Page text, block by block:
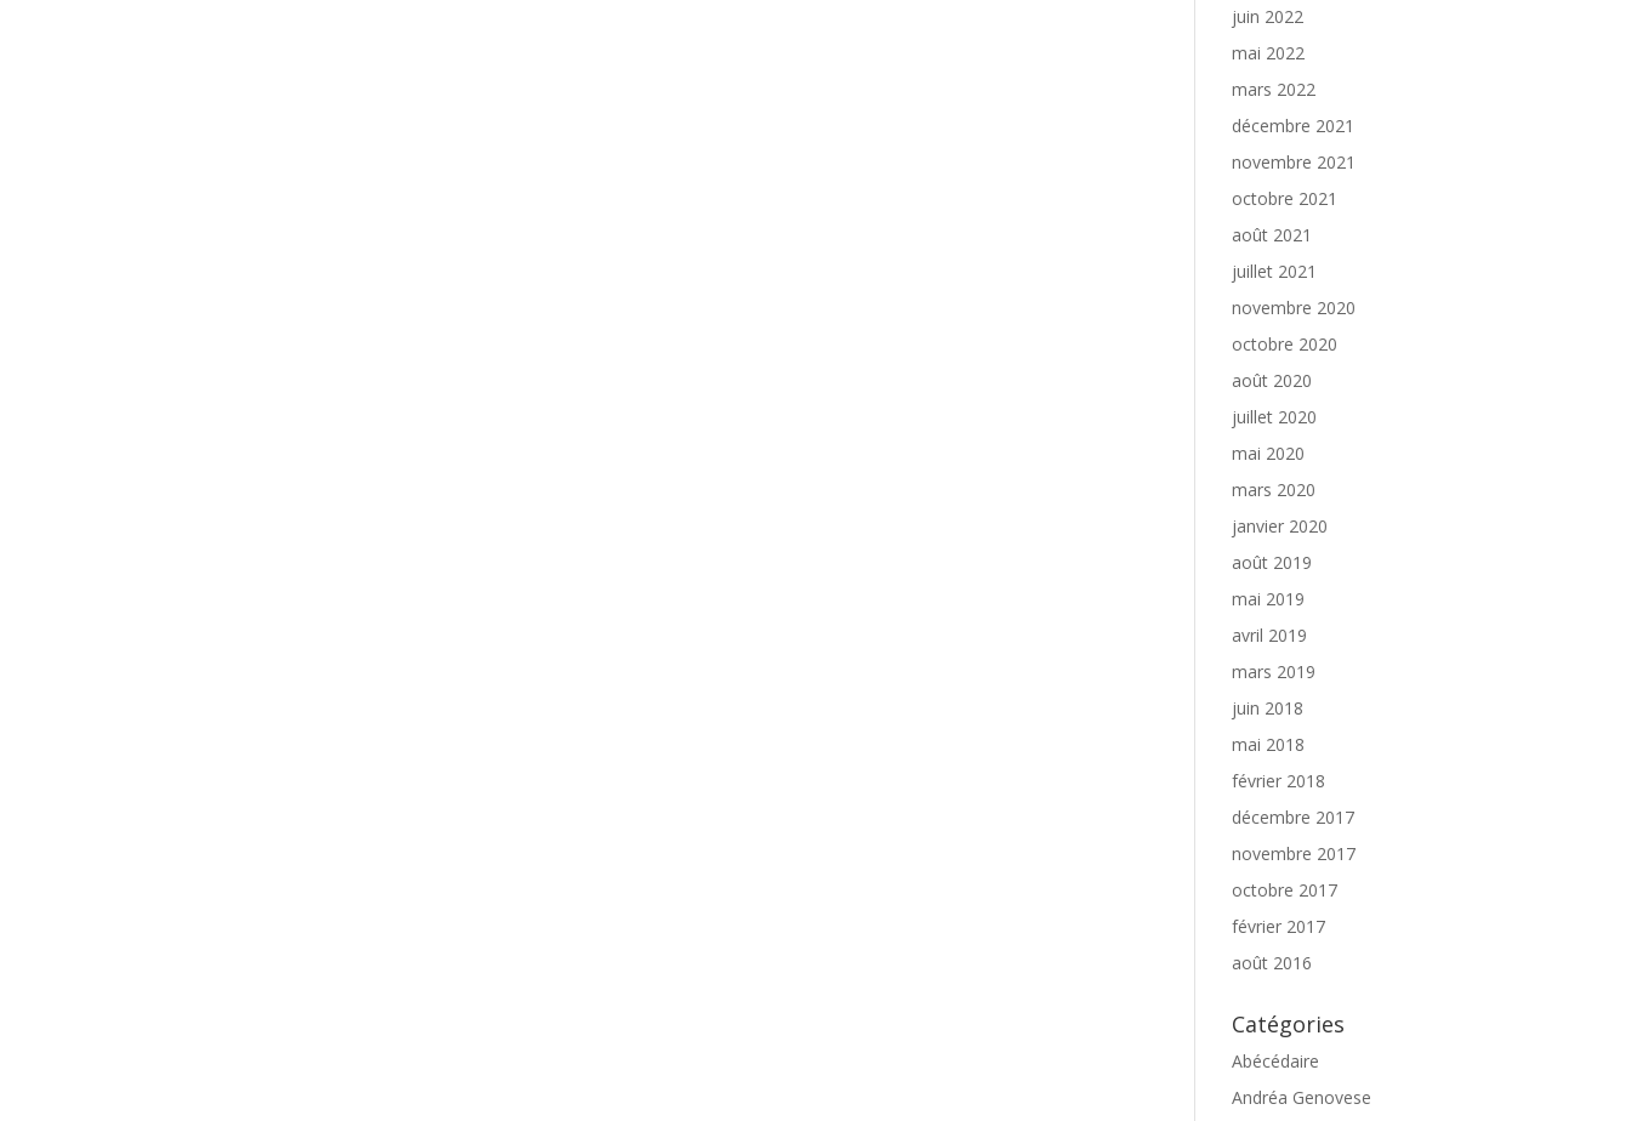
juin 2022
mai 2022
mars 2022
décembre 2021
novembre 2021
octobre 2021
août 2021
juillet 2021
novembre 2020
octobre 2020
août 2020
juillet 2020
mai 2020
mars 2020
janvier 2020
août 2019
mai 2019
avril 2019
mars 2019
juin 2018
mai 2018
février 2018
décembre 2017
novembre 2017
octobre 2017
février 2017
août 2016
Catégories
Abécédaire
Andréa Genovese